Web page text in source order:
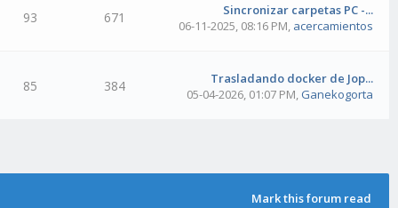
93 671
Sincronizar carpetas PC -...
06-11-2025, 08:16 PM, acercamientos
85 384
Trasladando docker de Jop...
05-04-2026, 01:07 PM, Ganekogorta
Mark this forum read